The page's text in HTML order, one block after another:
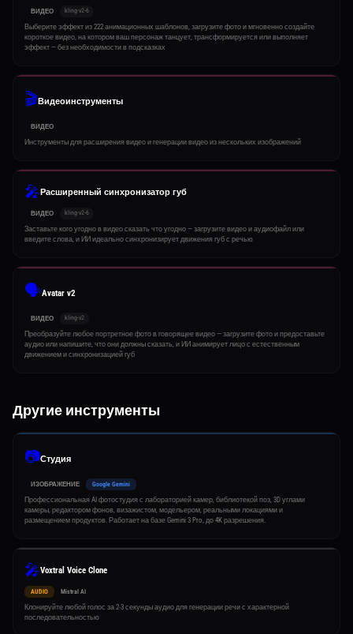
ВИДЕО kling-v2-6
Выберите эффект из 222 анимационных шаблонов, загрузите фото и мгновенно создайте
короткое видео, на котором ваш персонаж танцует, трансформируется или выполняет
эффект — без необходимости в подсказках
🎬Видеоинструменты
ВИДЕО
Инструменты для расширения видео и генерации видео из нескольких изображений
🎤Расширенный синхронизатор губ
ВИДЕО kling-v2-6
Заставьте кого угодно в видео сказать что угодно — загрузите видео и аудиофайл или
введите слова, и ИИ идеально синхронизирует движения губ с речью
🗣️Avatar v2
ВИДЕО kling-v2
Преобразуйте любое портретное фото в говорящее видео — загрузите фото и предоставьте
аудио или напишите, что они должны сказать, и ИИ анимирует лицо с естественным
движением и синхронизацией губ
Другие инструменты
📷Студия
ИЗОБРАЖЕНИЕ Google Gemini
Профессиональная AI фотостудия с лабораторией камер, библиотекой поз, 3D углами
камеры, редактором фонов, визажистом, модельером, реальными локациями и
размещением продуктов. Работает на базе Gemini 3 Pro, до 4K разрешения.
🎤Voxtral Voice Clone
AUDIO Mistral AI
Клонируйте любой голос за 2-3 секунды аудио для генерации речи с характерной
последовательностью